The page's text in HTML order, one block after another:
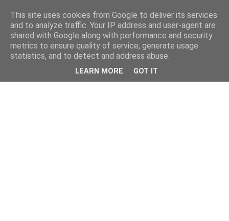
This site uses cookies from Google to deliver its services
and to analyze traffic. Your IP address and user-agent are
shared with Google along with performance and security
metrics to ensure quality of service, generate usage
statistics, and to detect and address abuse.
LEARN MORE GOT IT